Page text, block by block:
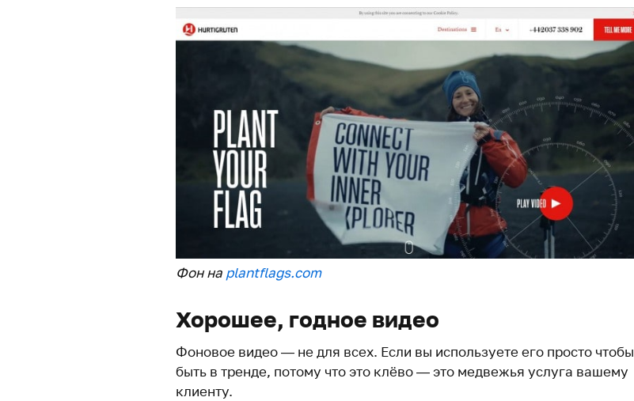
Фон на plantflags.com
Хорошее, годное видео
Фоновое видео — не для всех. Если вы используете его просто чтобы
быть в тренде, потому что это клёво — это медвежья услуга вашему
клиенту.